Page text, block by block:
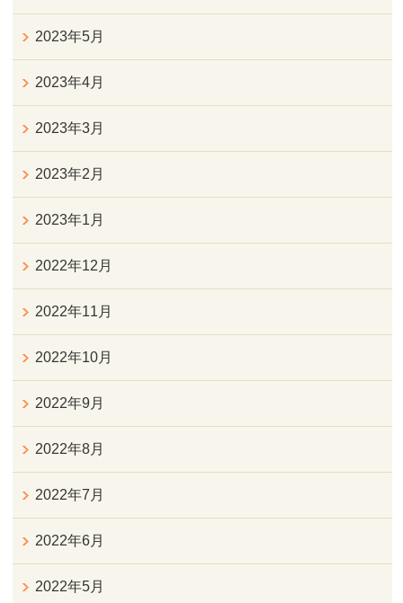
2023年5月
2023年4月
2023年3月
2023年2月
2023年1月
2022年12月
2022年11月
2022年10月
2022年9月
2022年8月
2022年7月
2022年6月
2022年5月